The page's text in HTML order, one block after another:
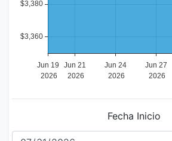
Fecha Inicio